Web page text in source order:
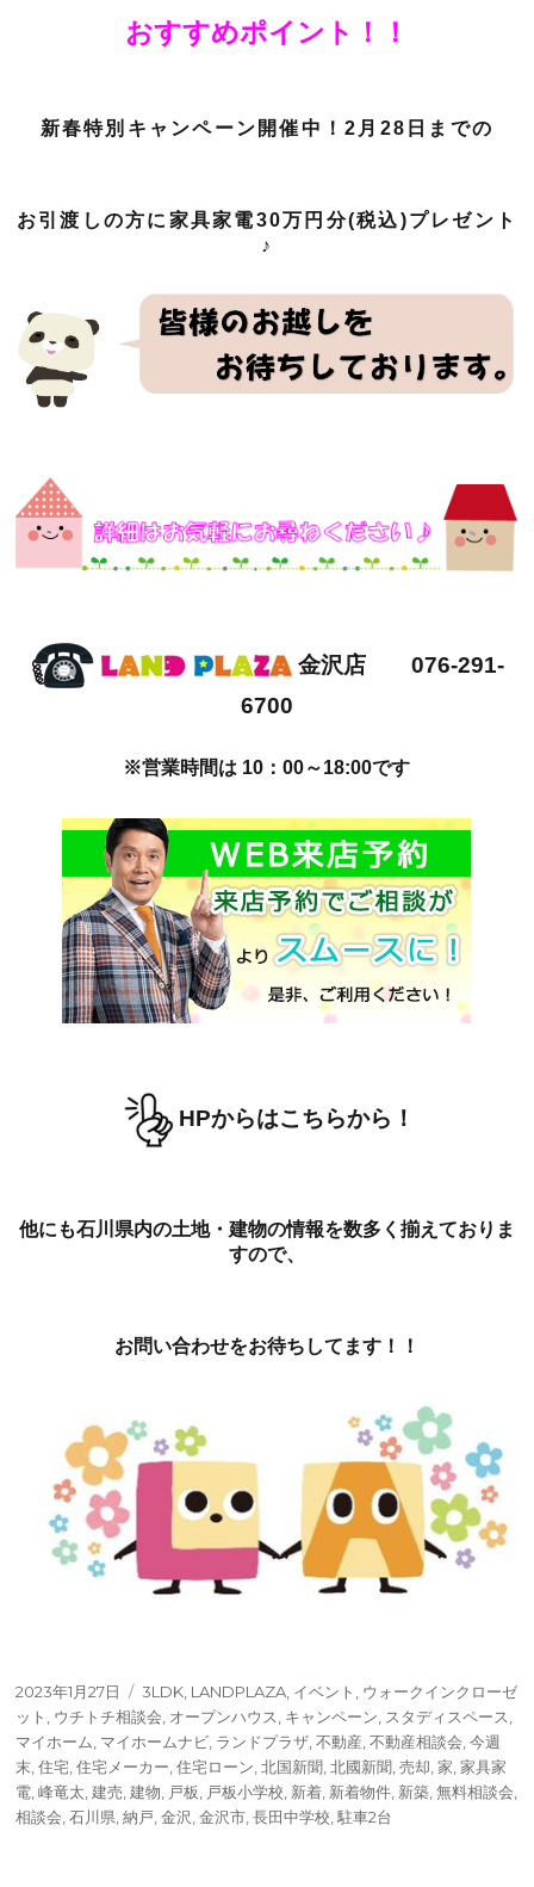
おすすめポイント！！
新春特別キャンペーン開催中！2月28日までの
お引渡しの方に家具家電30万円分(税込)プレゼント
♪
金沢店 076-291-
6700
※営業時間は 10：00～18:00です
HPからはこちらから！
他にも石川県内の土地・建物の情報を数多く揃えておりま
すので、
お問い合わせをお待ちしてます！！
投
稿
日:
2023年1月27日
タ
グ
3LDK LANDPLAZA イベント
ウォークインクローゼ
ット
ウチトチ相談会 オープンハウス キャンペーン スタディスペース
マイホーム マイホームナビ ランドプラザ ,不動産 ,不動産相談会 ,今週
末 ,住宅 ,住宅メーカー ,住宅ローン ,北国新聞 ,北國新聞 ,売却 ,家 ,家具家
電 ,峰竜太 ,建売 ,建物 戸板 戸板小学校 新着 新着物件 新築 ,無料相談会
相談会 ,石川県 ,納戸 ,金沢 ,金沢市 ,長田中学校 ,駐車2台